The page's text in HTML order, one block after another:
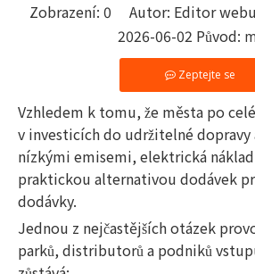
ODM/OEM
Zobrazení: 0 Autor: Editor
2026-06-02 Původ:
Zeptejte se
Vzhledem k tomu, že města po
v investicích do udržitelné dopravy
nízkými emisemi, elektrická
praktickou alternativou dodávek
dodávky.
Jednou z nejčastějších otázek
parků, distributorů a podniků